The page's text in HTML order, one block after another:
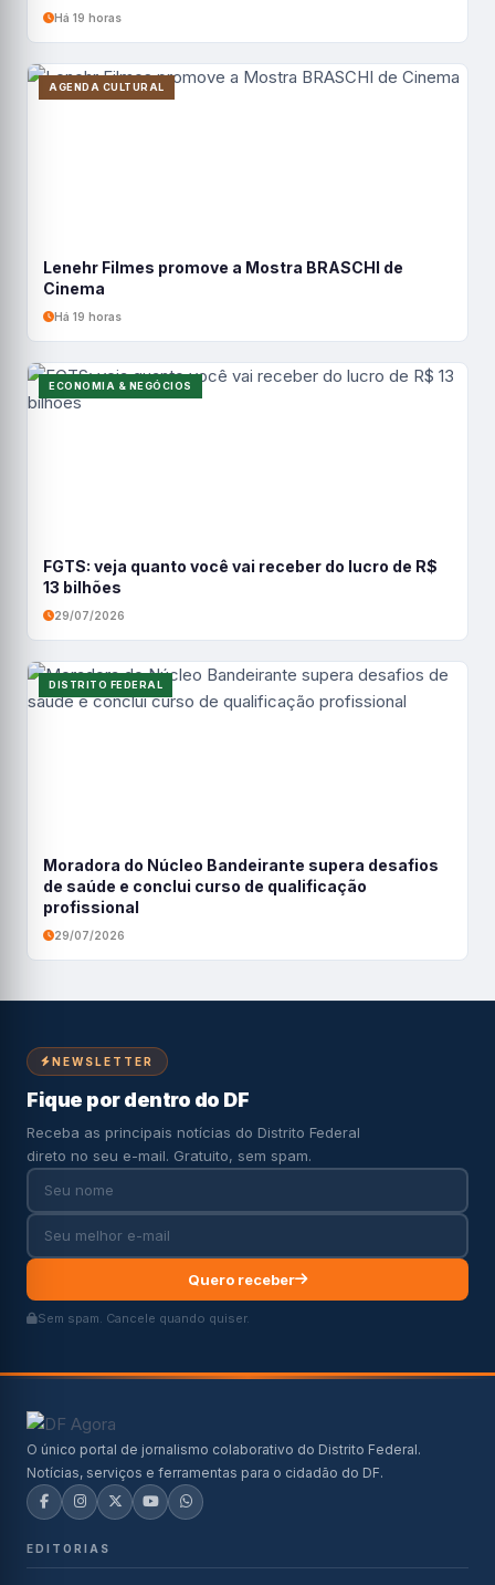
Há 19 horas
AGENDA CULTURAL
Lenehr Filmes promove a Mostra BRASCHI de
Cinema
Há 19 horas
ECONOMIA & NEGÓCIOS
FGTS: veja quanto você vai receber do lucro de R$
13 bilhões
29/07/2026
DISTRITO FEDERAL
Moradora do Núcleo Bandeirante supera desafios
de saúde e conclui curso de qualificação
profissional
29/07/2026
NEWSLETTER
Fique por dentro do DF
Receba as principais notícias do Distrito Federal
direto no seu e-mail. Gratuito, sem spam.
Quero receber
Sem spam. Cancele quando quiser.
O único portal de jornalismo colaborativo do Distrito Federal.
Notícias, serviços e ferramentas para o cidadão do DF.
EDITORIAS